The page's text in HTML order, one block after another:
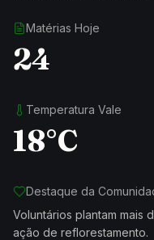
Matérias Hoje
24
Temperatura Vale
18°C
Destaque da
Voluntários plantam mais
ação de reflorestamento.